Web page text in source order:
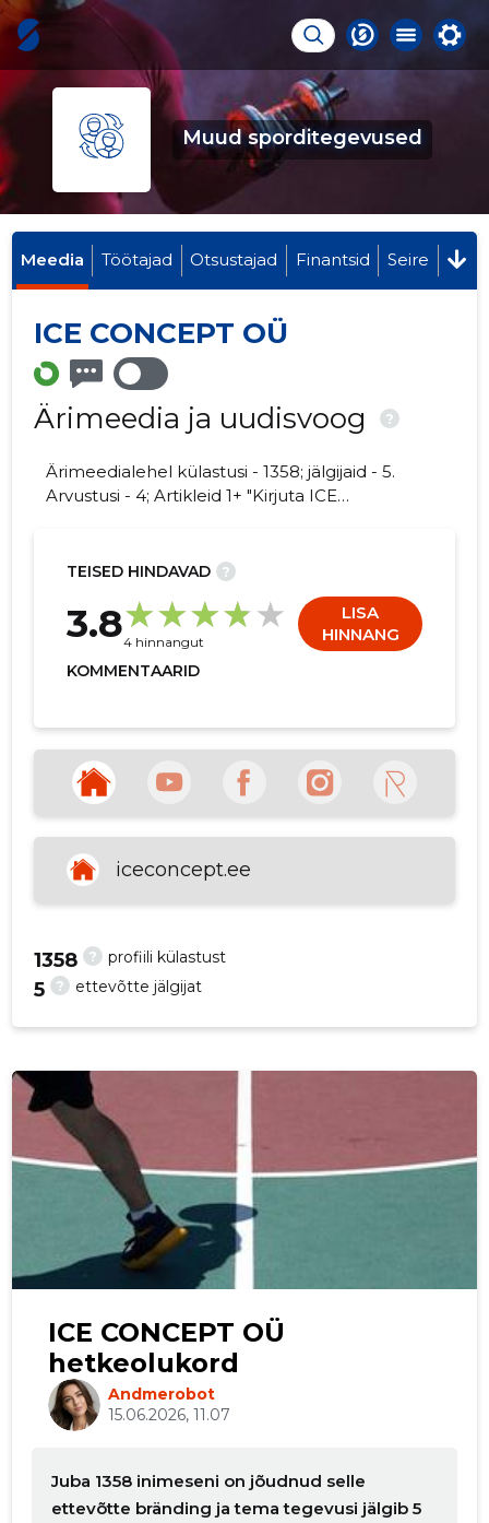
Muud sporditegevused
Meedia Töötajad Otsustajad Finantsid Seire
ICE CONCEPT OÜ
Ärimeedia ja uudisvoog ?
Ärimeedialehel külastusi - 1358; jälgijaid - 5.
Arvustusi - 4; Artikleid 1+ "Kirjuta ICE
TEISED HINDAVAD ?
3.84 hinnangut
LISA
HINNANG
KOMMENTAARID
iceconcept.ee
? profiili külastust
1358
? ettevõtte jälgijat
5
ICE CONCEPT OÜ
hetkeolukord
Andmerobot
15.06.2026, 11.07
Juba 1358 inimeseni on jõudnud selle
ettevõtte bränding ja tema tegevusi jälgib 5